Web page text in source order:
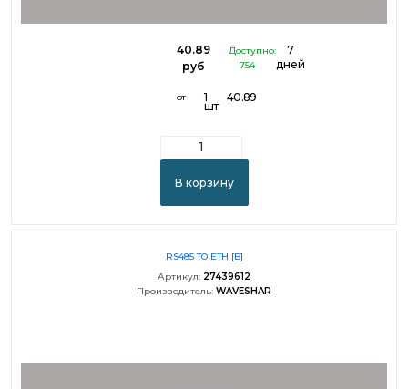
40.89
руб
Доступно:
754
7
дней
от 1
шт
40.89
В корзину
RS485 TO ETH [B]
Артикул: 27439612
Производитель: WAVESHAR